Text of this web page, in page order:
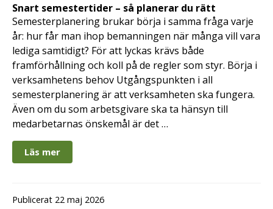
Snart semestertider – så planerar du rätt
Semesterplanering brukar börja i samma fråga varje
år: hur får man ihop bemanningen när många vill vara
lediga samtidigt? För att lyckas krävs både
framförhållning och koll på de regler som styr. Börja i
verksamhetens behov Utgångspunkten i all
semesterplanering är att verksamheten ska fungera.
Även om du som arbetsgivare ska ta hänsyn till
medarbetarnas önskemål är det …
Läs mer
Publicerat 22 maj 2026